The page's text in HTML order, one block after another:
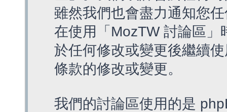
雖然我們也會盡力通知您
在使用「MozTW 討論區
於任何修改或變更後繼續
條款的修改或變更。
我們的討論區使用的是